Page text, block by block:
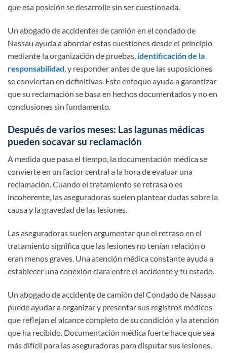
que esa posición se desarrolle sin ser cuestionada.
Un abogado de accidentes de camión en el condado de
Nassau ayuda a abordar estas cuestiones desde el principio
mediante la organización de pruebas, identificación de la
responsabilidad, y responder antes de que las suposiciones
se conviertan en definitivas. Este enfoque ayuda a garantizar
que su reclamación se basa en hechos documentados y no en
conclusiones sin fundamento.
Después de varios meses: Las lagunas médicas
pueden socavar su reclamación
A medida que pasa el tiempo, la documentación médica se
convierte en un factor central a la hora de evaluar una
reclamación. Cuando el tratamiento se retrasa o es
incoherente, las aseguradoras suelen plantear dudas sobre la
causa y la gravedad de las lesiones.
Las aseguradoras suelen argumentar que el retraso en el
tratamiento significa que las lesiones no tenían relación o
eran menos graves. Una atención médica constante ayuda a
establecer una conexión clara entre el accidente y tu estado.
Un abogado de accidente de camión del Condado de Nassau
puede ayudar a organizar y presentar sus registros médicos
que reflejan el alcance completo de su condición y la atención
que ha recibido. Documentación médica fuerte hace que sea
más difícil para las aseguradoras para disputar sus lesiones.